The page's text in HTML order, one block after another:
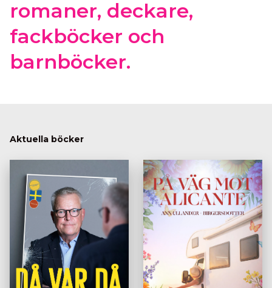
romaner, deckare,
fackböcker och
barnböcker.
Aktuella böcker